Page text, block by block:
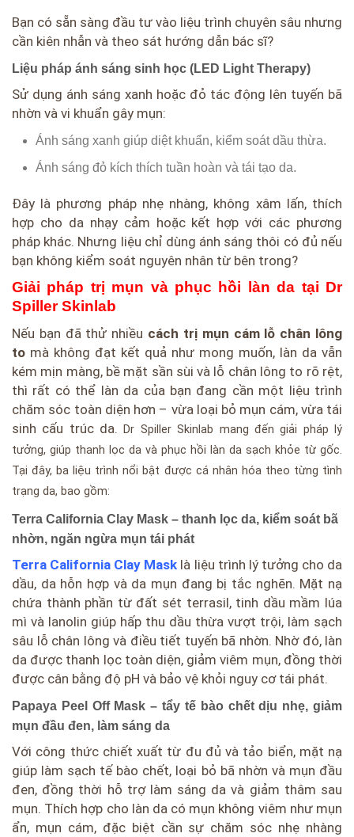
Bạn có sẵn sàng đầu tư vào liệu trình chuyên sâu nhưng
cần kiên nhẫn và theo sát hướng dẫn bác sĩ?
Liệu pháp ánh sáng sinh học (LED Light Therapy)
Sử dụng ánh sáng xanh hoặc đỏ tác động lên tuyến bã
nhờn và vi khuẩn gây mụn:
Ánh sáng xanh giúp diệt khuẩn, kiểm soát dầu thừa.
Ánh sáng đỏ kích thích tuần hoàn và tái tạo da.
Đây là phương pháp nhẹ nhàng, không xâm lấn, thích
hợp cho da nhạy cảm hoặc kết hợp với các phương
pháp khác. Nhưng liệu chỉ dùng ánh sáng thôi có đủ nếu
bạn không kiểm soát nguyên nhân từ bên trong?
Giải pháp trị mụn và phục hồi làn da tại Dr
Spiller Skinlab
Nếu bạn đã thử nhiều cách trị mụn cám lỗ chân lông
to mà không đạt kết quả như mong muốn, làn da vẫn
kém mịn màng, bề mặt sần sùi và lỗ chân lông to rõ rệt,
thì rất có thể làn da của bạn đang cần một liệu trình
chăm sóc toàn diện hơn – vừa loại bỏ mụn cám, vừa tái
sinh cấu trúc da.Dr Spiller Skinlab mang đến giải pháp lý
tưởng, giúp thanh lọc da và phục hồi làn da sạch khỏe từ gốc.
Tại đây, ba liệu trình nổi bật được cá nhân hóa theo từng tình
trạng da, bao gồm:
Terra California Clay Mask – thanh lọc da, kiểm soát bã
nhờn, ngăn ngừa mụn tái phát
Terra California Clay Mask là liệu trình lý tưởng cho da
dầu, da hỗn hợp và da mụn đang bị tắc nghẽn. Mặt nạ
chứa thành phần từ đất sét terrasil, tinh dầu mầm lúa
mì và lanolin giúp hấp thu dầu thừa vượt trội, làm sạch
sâu lỗ chân lông và điều tiết tuyến bã nhờn. Nhờ đó, làn
da được thanh lọc toàn diện, giảm viêm mụn, đồng thời
được cân bằng độ pH và bảo vệ khỏi nguy cơ tái phát.
Papaya Peel Off Mask – tẩy tế bào chết dịu nhẹ, giảm
mụn đầu đen, làm sáng da
Với công thức chiết xuất từ đu đủ và tảo biển, mặt nạ
giúp làm sạch tế bào chết, loại bỏ bã nhờn và mụn đầu
đen, đồng thời hỗ trợ làm sáng da và giảm thâm sau
mụn. Thích hợp cho làn da có mụn không viêm như mụn
ẩn, mụn cám, đặc biệt cần sự chăm sóc nhẹ nhàng